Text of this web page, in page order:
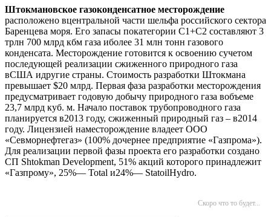
Штокмановское газоконденсатное месторождение
расположено вцентральной части шельфа российского сектора
Баренцева моря. Его запасы покатегории С1+С2 составляют 3
трлн 700 млрд кбм газа иболее 31 млн тонн газового
конденсата. Месторождение готовится к освоению сучетом
последующей реализации сжиженного природного газа
вСША идругие страны. Стоимость разработки Штокмана
превышает $20 млрд. Первая фаза разработки месторождения
предусматривает годовую добычу природного газа вобъеме
23,7 млрд куб. м. Начало поставок трубопроводного газа
планируется в2013 году, сжиженный природный газ – в2014
году. Лицензией наместорождение владеет ООО
«Севморнефтегаз» (100% дочернее предприятие «Газпрома»).
Для реализации первой фазы проекта его разработки создано
СП Shtokman Development, 51% акций которого принадлежит
«Газпрому», 25%— Total и24%— StatoilHydro.
Скоро что то будет...